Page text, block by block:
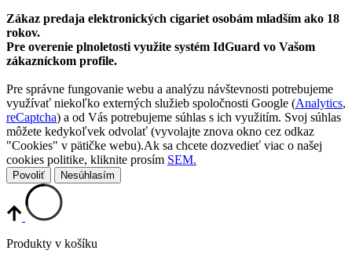
Zákaz predaja elektronických cigariet osobám mladším ako 18
rokov.
Pre overenie plnoletosti využite systém IdGuard vo Vašom
zákazníckom profile.
Pre správne fungovanie webu a analýzu návštevnosti potrebujeme
využívať niekoľko externých služieb spoločnosti Google (Analytics,
reCaptcha) a od Vás potrebujeme súhlas s ich využitím. Svoj súhlas
môžete kedykoľvek odvolať (vyvolajte znova okno cez odkaz
"Cookies" v pätičke webu).Ak sa chcete dozvedieť viac o našej
cookies politike, kliknite prosím SEM.
Povoliť Nesúhlasím
Produkty v košíku